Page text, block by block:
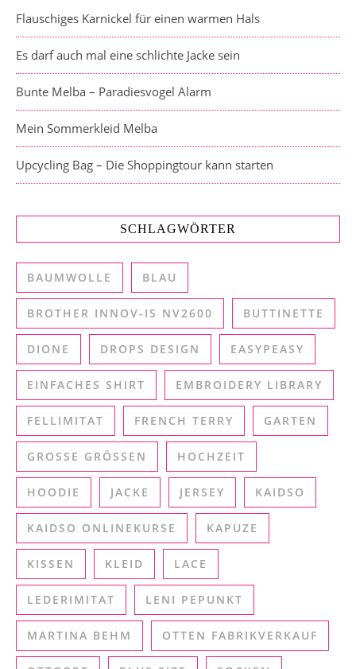
Flauschiges Karnickel für einen warmen Hals
Es darf auch mal eine schlichte Jacke sein
Bunte Melba – Paradiesvogel Alarm
Mein Sommerkleid Melba
Upcycling Bag – Die Shoppingtour kann starten
SCHLAGWÖRTER
BAUMWOLLE BLAU
BROTHER INNOV-IS NV2600 BUTTINETTE
DIONE DROPS DESIGN EASYPEASY
EINFACHES SHIRT EMBROIDERY LIBRARY
FELLIMITAT FRENCH TERRY GARTEN
GROSSE GRÖSSEN HOCHZEIT
HOODIE JACKE JERSEY KAIDSO
KAIDSO ONLINEKURSE KAPUZE
KISSEN KLEID LACE
LEDERIMITAT LENI PEPUNKT
MARTINA BEHM OTTEN FABRIKVERKAUF